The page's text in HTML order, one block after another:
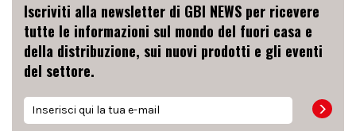
Iscriviti alla newsletter di GBI NEWS per ricevere
tutte le informazioni sul mondo del fuori casa e
della distribuzione, sui nuovi prodotti e gli eventi
del settore.